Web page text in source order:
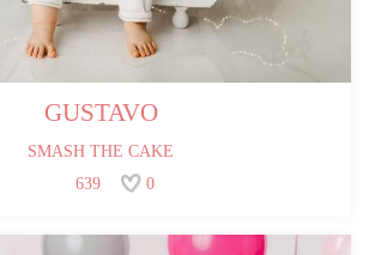
GUSTAVO
SMASH THE CAKE
639
0